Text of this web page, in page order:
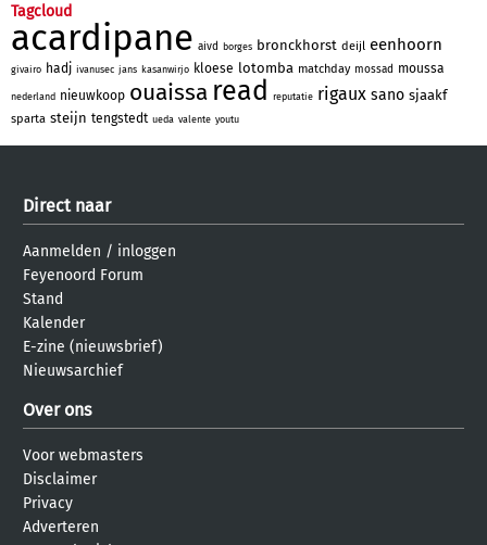
Tagcloud
acardipane aivd borges bronckhorst deijl eenhoorn
givairo hadj ivanusec jans kasanwirjo kloese lotomba matchday mossad moussa
nederland nieuwkoop ouaissa read reputatie rigaux sano sjaakf
sparta steijn tengstedt ueda valente youtu
Direct naar
Aanmelden / inloggen
Feyenoord Forum
Stand
Kalender
E-zine (nieuwsbrief)
Nieuwsarchief
Over ons
Voor webmasters
Disclaimer
Privacy
Adverteren